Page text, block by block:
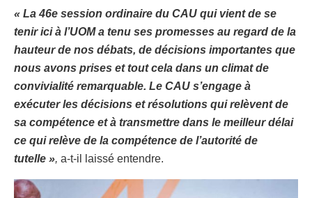
« La 46e session ordinaire du CAU qui vient de se
tenir ici à l’UOM a tenu ses promesses au regard de la
hauteur de nos débats, de décisions importantes que
nous avons prises et tout cela dans un climat de
convivialité remarquable. Le CAU s’engage à
exécuter les décisions et résolutions qui relèvent de
sa compétence et à transmettre dans le meilleur délai
ce qui relève de la compétence de l’autorité de
tutelle », a-t-il laissé entendre.